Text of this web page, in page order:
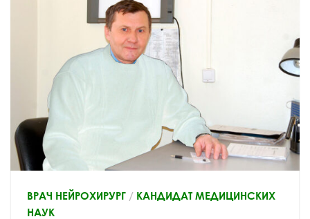
ВРАЧ НЕЙРОХИРУРГ / КАНДИДАТ МЕДИЦИНСКИХ
НАУК